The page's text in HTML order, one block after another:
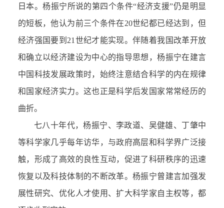
日本。杨振宁所说的第四个条件“经济支援”仍是明显
的短板，他认为前三个条件在20世纪都已经达到，但
经济强国要到21世纪才能实现。伴随着我国改革开放
和确立以经济建设为中心的指导思想，杨振宁在建言
中国科技发展政策时，始终注意结合科学的内在规律
和国家经济实力。这也正是科学后发国家常常经历的
曲折。
七八十年代，杨振宁、李政道、吴健雄、丁肇中
等科学家几乎每年访华，与政府高层和科学界广泛接
触，形成了高效的良性互动，促进了科研秩序的迅速
恢复以及科技体制的不断改革。杨振宁曾建言加强发
展性研究、优化人才使用、扩大科学家自主权等，都